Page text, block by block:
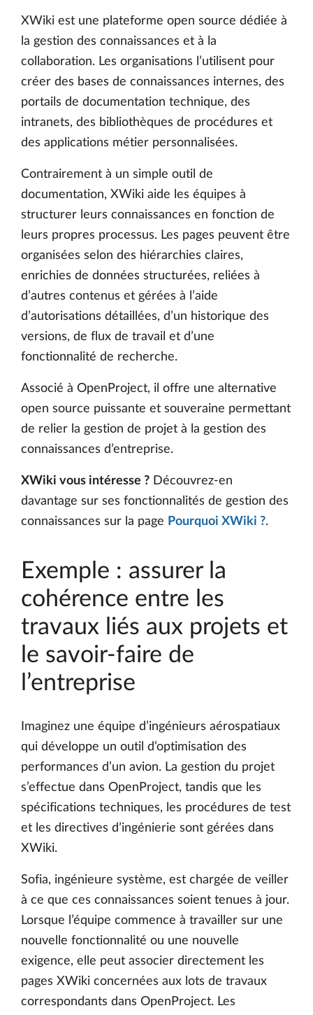
XWiki est une plateforme open source dédiée à
la gestion des connaissances et à la
collaboration. Les organisations l’utilisent pour
créer des bases de connaissances internes, des
portails de documentation technique, des
intranets, des bibliothèques de procédures et
des applications métier personnalisées.
Contrairement à un simple outil de
documentation, XWiki aide les équipes à
structurer leurs connaissances en fonction de
leurs propres processus. Les pages peuvent être
organisées selon des hiérarchies claires,
enrichies de données structurées, reliées à
d’autres contenus et gérées à l’aide
d’autorisations détaillées, d’un historique des
versions, de flux de travail et d’une
fonctionnalité de recherche.
Associé à OpenProject, il offre une alternative
open source puissante et souveraine permettant
de relier la gestion de projet à la gestion des
connaissances d’entreprise.
XWiki vous intéresse ? Découvrez-en
davantage sur ses fonctionnalités de gestion des
connaissances sur la page Pourquoi XWiki ?.
Exemple : assurer la
cohérence entre les
travaux liés aux projets et
le savoir-faire de
l’entreprise
Imaginez une équipe d’ingénieurs aérospatiaux
qui développe un outil d’optimisation des
performances d’un avion. La gestion du projet
s’effectue dans OpenProject, tandis que les
spécifications techniques, les procédures de test
et les directives d’ingénierie sont gérées dans
XWiki.
Sofia, ingénieure système, est chargée de veiller
à ce que ces connaissances soient tenues à jour.
Lorsque l’équipe commence à travailler sur une
nouvelle fonctionnalité ou une nouvelle
exigence, elle peut associer directement les
pages XWiki concernées aux lots de travaux
correspondants dans OpenProject. Les